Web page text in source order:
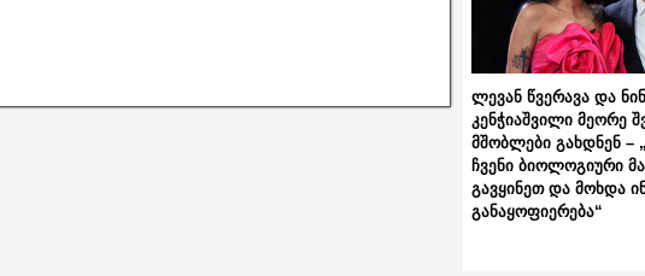
ლევან წვერავა და
კენჭიაშვილი მეორე
მშობლები გახდნენ –
ჩვენი ბიოლოგიური
გავყინეთ და მოხდა
განაყოფიერება“